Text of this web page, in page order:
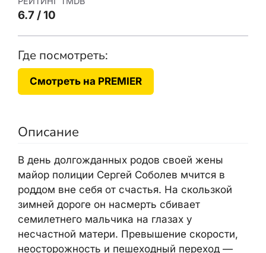
6.7 / 10
Где посмотреть:
Смотреть на PREMIER
Описание
В день долгожданных родов своей жены
майор полиции Сергей Соболев мчится в
роддом вне себя от счастья. На скользкой
зимней дороге он насмерть сбивает
семилетнего мальчика на глазах у
несчастной матери. Превышение скорости,
неосторожность и пешеходный переход —